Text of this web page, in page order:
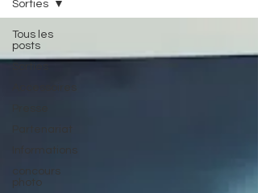
Tous les
posts
Informations
concours
photo
Sorties